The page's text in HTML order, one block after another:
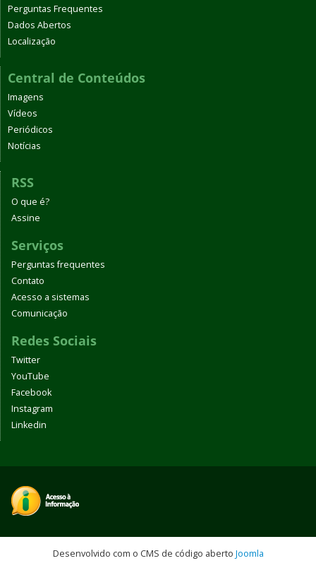
Perguntas Frequentes
Dados Abertos
Localização
Central de Conteúdos
Imagens
Vídeos
Periódicos
Notícias
RSS
O que é?
Assine
Serviços
Perguntas frequentes
Contato
Acesso a sistemas
Comunicação
Redes Sociais
Twitter
YouTube
Facebook
Instagram
Linkedin
Desenvolvido com o CMS de código aberto Joomla